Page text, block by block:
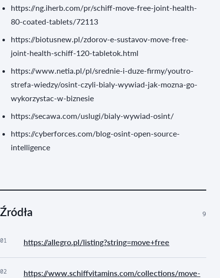
https://ng.iherb.com/pr/schiff-move-free-joint-health-
80-coated-tablets/72113
https://biotusnew.pl/zdorov-e-sustavov-move-free-
joint-health-schiff-120-tabletok.html
https://www.netia.pl/pl/srednie-i-duze-firmy/youtro-
strefa-wiedzy/osint-czyli-bialy-wywiad-jak-mozna-go-
wykorzystac-w-biznesie
https://secawa.com/uslugi/bialy-wywiad-osint/
https://cyberforces.com/blog-osint-open-source-
intelligence
Źródła 9
01 https://allegro.pl/listing?string=move+free
02
https://www.schiffvitamins.com/collections/move-